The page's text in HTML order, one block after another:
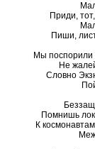
Приди,
Пиши,
Мы поспорили
Не
Словно
Помнишь
К